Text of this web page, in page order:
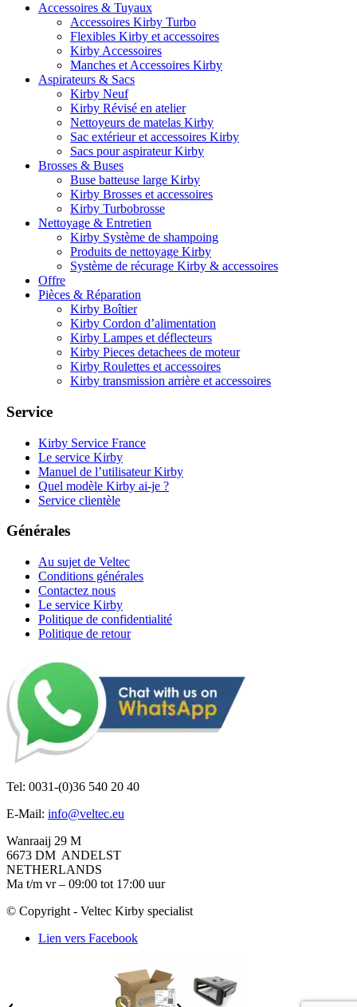
Accessoires & Tuyaux
Accessoires Kirby Turbo
Flexibles Kirby et accessoires
Kirby Accessoires
Manches et Accessoires Kirby
Aspirateurs & Sacs
Kirby Neuf
Kirby Révisé en atelier
Nettoyeurs de matelas Kirby
Sac extérieur et accessoires Kirby
Sacs pour aspirateur Kirby
Brosses & Buses
Buse batteuse large Kirby
Kirby Brosses et accessoires
Kirby Turbobrosse
Nettoyage & Entretien
Kirby Système de shampoing
Produits de nettoyage Kirby
Système de récurage Kirby & accessoires
Offre
Pièces & Réparation
Kirby Boîtier
Kirby Cordon d’alimentation
Kirby Lampes et déflecteurs
Kirby Pieces detachees de moteur
Kirby Roulettes et accessoires
Kirby transmission arrière et accessoires
Service
Kirby Service France
Le service Kirby
Manuel de l’utilisateur Kirby
Quel modèle Kirby ai-je ?
Service clientèle
Générales
Au sujet de Veltec
Conditions générales
Contactez nous
Le service Kirby
Politique de confidentialité
Politique de retour
Tel: 0031-(0)36 540 20 40
E-Mail: info@veltec.eu
Wanraaij 29 M
6673 DM ANDELST
NETHERLANDS
Ma t/m vr – 09:00 tot 17:00 uur
© Copyright - Veltec Kirby specialist
Lien vers Facebook